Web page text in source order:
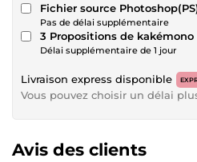
Fichier source
Pas de délai supplémentaire
3 Propositions de kakémono
Délai supplémentaire de 1 jour
Livraison express disponible
Vous pouvez choisir un délai
Avis des clients